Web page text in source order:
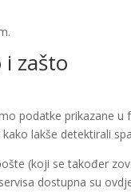
zašto
podatke prikazane
lakše detektirali
(koji se također
dostupna su